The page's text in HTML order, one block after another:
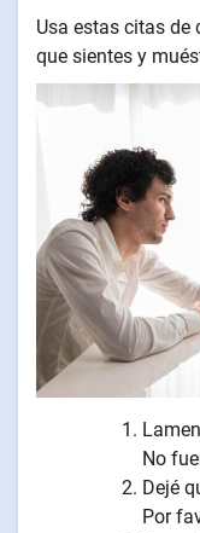
Usa estas citas
que sientes y
No
Dejé
Por